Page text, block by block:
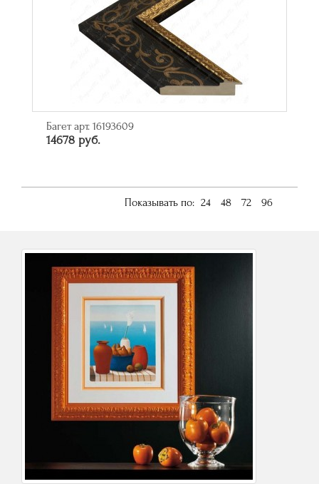
Багет арт. 16193609
14678 руб.
Показывать по: 24 48 72 96